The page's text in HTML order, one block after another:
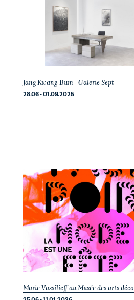
Jang Kwang-Bum - Galerie Sept
28.06 - 01.09.2025
Marie Vassilieff au Musée des arts déco